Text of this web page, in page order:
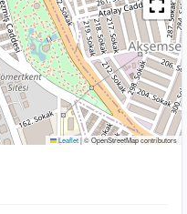
Leaflet|© OpenStreetMap contributors